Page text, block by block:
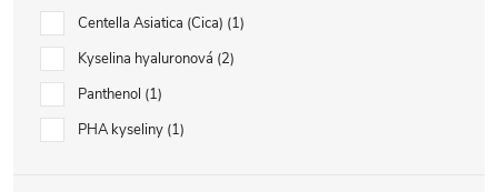
Centella Asiatica (Cica) 1
Kyselina hyaluronová 2
Panthenol 1
PHA kyseliny 1